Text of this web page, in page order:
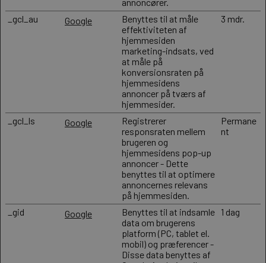
_gcl_au Google
Benyttes til at måle
effektiviteten af
hjemmesiden
marketing-indsats, ved
at måle på
konversionsraten på
hjemmesidens
annoncer på tværs af
hjemmesider.
3 mdr.
_gcl_ls Google
Registrerer
responsraten mellem
brugeren og
hjemmesidens pop-up
annoncer - Dette
benyttes til at optimere
annoncernes relevans
på hjemmesiden.
Permane
nt
_gid Google
Benyttes til at indsamle
data om brugerens
platform (PC, tablet el.
mobil) og præferencer -
Disse data benyttes af
1 dag